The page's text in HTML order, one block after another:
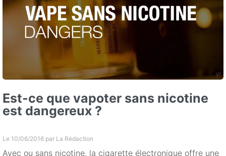
Est-ce que vapoter sans nicotine
est dangereux ?
Le 10/06/2016 par La Rédaction
Avec ou sans nicotine, la cigarette électronique offre une